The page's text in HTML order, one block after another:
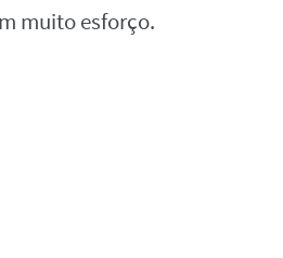
muito esforço.